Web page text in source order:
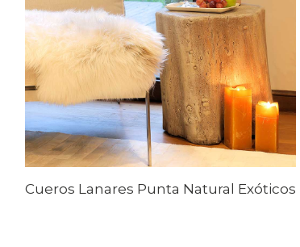
Cueros Lanares Punta Natural Exóticos